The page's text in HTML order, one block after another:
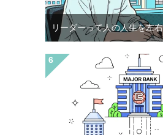
リーダーって人の人生を左